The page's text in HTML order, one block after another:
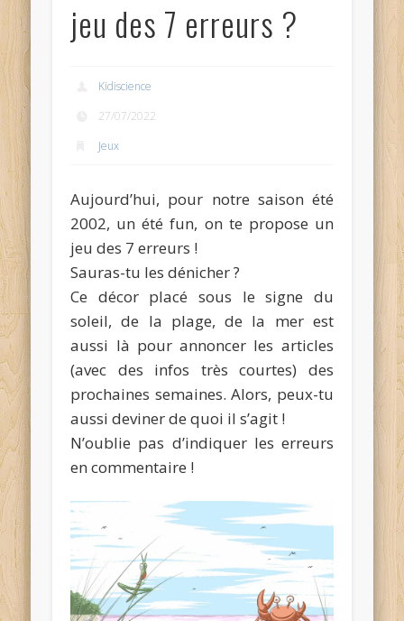
jeu des 7 erreurs ?
Kidiscience
27/07/2022
Jeux
Aujourd’hui, pour notre saison été
2002, un été fun, on te propose un
jeu des 7 erreurs !
Sauras-tu les dénicher ?
Ce décor placé sous le signe du
soleil, de la plage, de la mer est
aussi là pour annoncer les articles
(avec des infos très courtes) des
prochaines semaines. Alors, peux-tu
aussi deviner de quoi il s’agit !
N’oublie pas d’indiquer les erreurs
en commentaire !